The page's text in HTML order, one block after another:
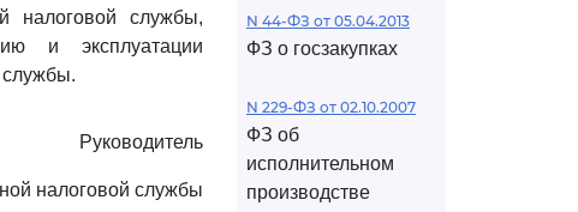
налоговой службы,
и эксплуатации
Руководитель
налоговой службы
N 44-ФЗ от 05.04.2013
ФЗ о госзакупках
N 229-ФЗ от 02.10.2007
ФЗ об
исполнительном
производстве